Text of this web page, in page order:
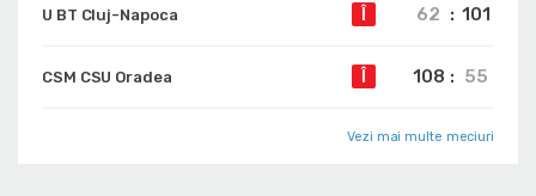
U BT Cluj-Napoca 62 : 101
CSM CSU Oradea 108 : 55
Vezi mai multe meciuri